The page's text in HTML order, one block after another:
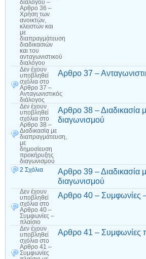
διαλόγου –
Αρθρο 36 –
Χρήση των
ανοικτών,
κλειστών και
με
διαπραγμάτευση
διαδικασιών
και του
ανταγωνιστικού
διαλόγου
Δεν έχουν
υποβληθεί
σχόλια στο
Αρθρο 37 –
Ανταγωνιστικός
διάλογος
Αρθρο 37 –
Δεν έχουν
υποβληθεί
σχόλια στο
Αρθρο 38 –
Διαδικασία με
διαπραγμάτευση,
με
δημοσίευση
προκήρυξης
διαγωνισμού
Αρθρο 38 – Διαδικασία
διαγωνισμού
2 Σχόλια
Αρθρο 39 – Διαδικασία
διαγωνισμού
Δεν έχουν
υποβληθεί
σχόλια στο
Αρθρο 40 –
Συμφωνίες –
πλαίσιο
Αρθρο 40 – Συμφωνίες
Δεν έχουν
υποβληθεί
σχόλια στο
Αρθρο 41 –
Συμφωνίες
Αρθρο 41 – Συμφωνίες